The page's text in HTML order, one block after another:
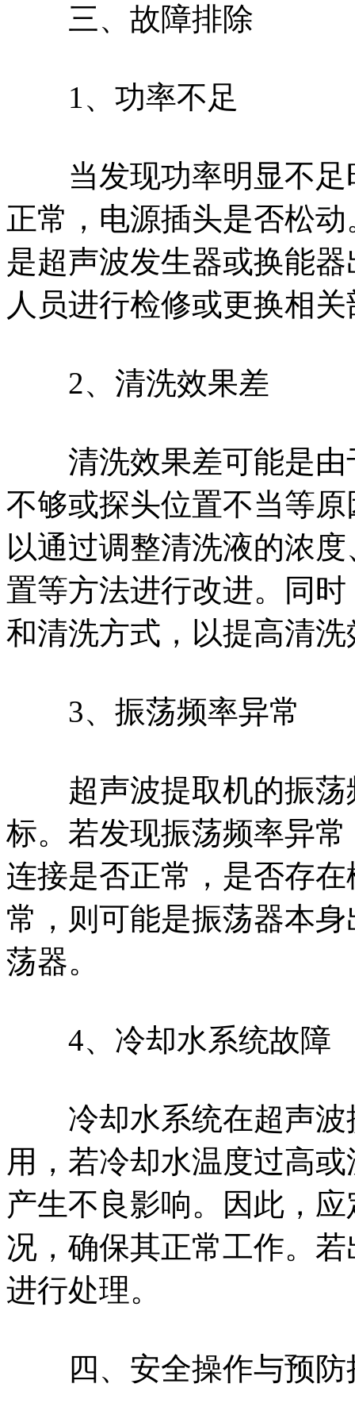
三、故障排除
1、功率不足
当发现功率明显不足
正常，电源插头是否松
是超声波发生器或换能
人员进行检修或更换相
2、清洗效果差
清洗效果差可能是由
不够或探头位置不当等
以通过调整清洗液的浓
置等方法进行改进。同
和清洗方式，以提高清洗
3、振荡频率异常
超声波提取机的振荡
标。若发现振荡频率异
连接是否正常，是否存
常，则可能是振荡器本
荡器。
4、冷却水系统故障
冷却水系统在超声波
用，若冷却水温度过高
产生不良影响。因此，
况，确保其正常工作。
进行处理。
四、安全操作与预防